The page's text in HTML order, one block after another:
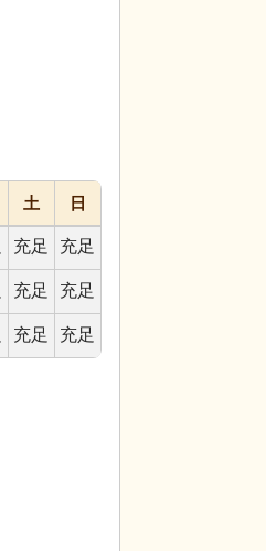
土 日
充足 充足
充足 充足
充足 充足